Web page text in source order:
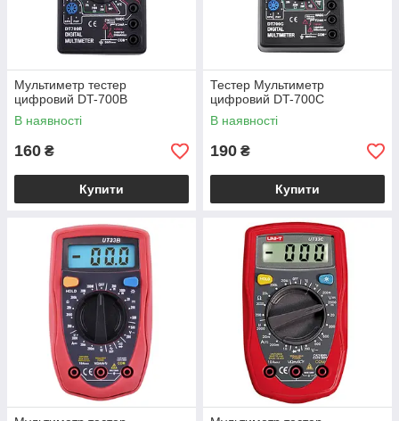
Мультиметр тестер
цифровий DT-700B
В наявності
160 ₴
Купити
Тестер Мультиметр
цифровий DT-700C
В наявності
190 ₴
Купити